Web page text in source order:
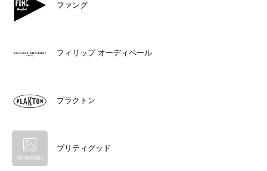
ファング
フィリップ オーディベール
プラクトン
プリティグッド